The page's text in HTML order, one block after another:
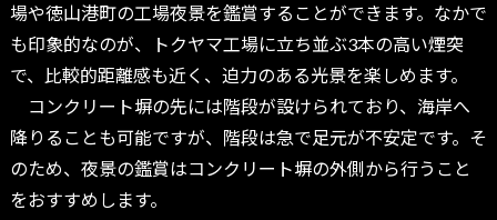
場や徳山港町の工場夜景を鑑賞することができます。なかで
も印象的なのが、トクヤマ工場に立ち並ぶ3本の高い煙突
で、比較的距離感も近く、迫力のある光景を楽しめます。
コンクリート塀の先には階段が設けられており、海岸へ
降りることも可能ですが、階段は急で足元が不安定です。そ
のため、夜景の鑑賞はコンクリート塀の外側から行うこと
をおすすめします。